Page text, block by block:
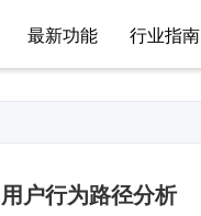
最新功能 行业指南
用户行为路径分析